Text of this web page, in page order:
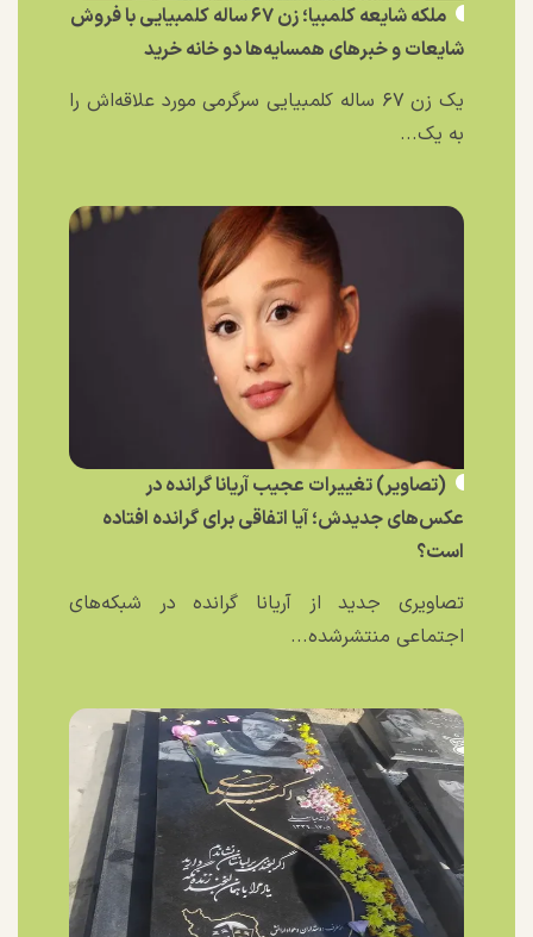
ملکه شایعه کلمبیا؛ زن ۶۷ ساله کلمبیایی با فروش
شایعات و خبر‌های همسایه‌ها دو خانه خرید
یک زن ۶۷ ساله کلمبیایی سرگرمی مورد علاقه‌اش را
به یک...
(تصاویر) تغییرات عجیب آریانا گرانده در
عکس‌های جدیدش؛ آیا اتفاقی برای گرانده افتاده
است؟
تصاویری جدید از آریانا گرانده در شبکه‌های
اجتماعی منتشرشده...